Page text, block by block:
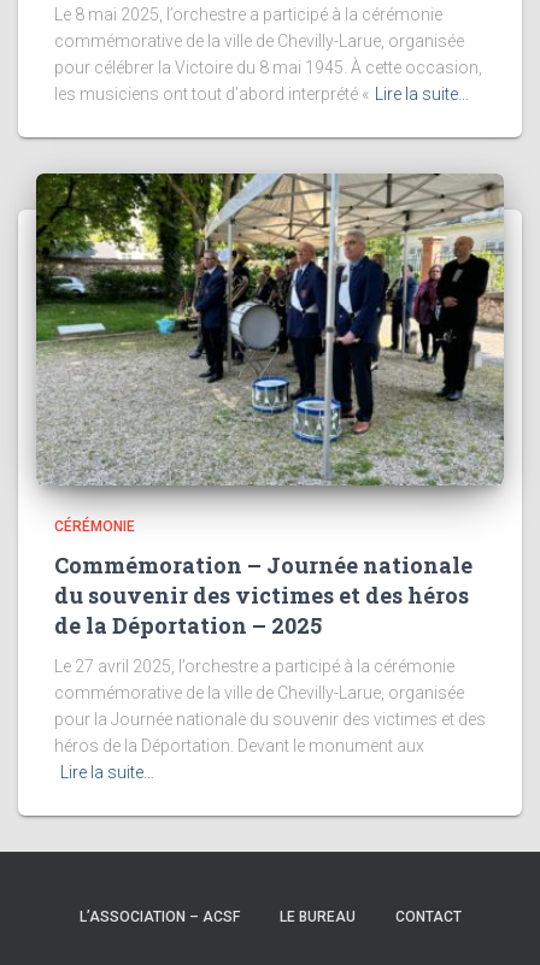
Le 8 mai 2025, l’orchestre a participé à la cérémonie
commémorative de la ville de Chevilly-Larue, organisée
pour célébrer la Victoire du 8 mai 1945. À cette occasion,
les musiciens ont tout d’abord interprété « Lire la suite…
CÉRÉMONIE
Commémoration – Journée nationale
du souvenir des victimes et des héros
de la Déportation – 2025
Le 27 avril 2025, l’orchestre a participé à la cérémonie
commémorative de la ville de Chevilly-Larue, organisée
pour la Journée nationale du souvenir des victimes et des
héros de la Déportation. Devant le monument aux
Lire la suite…
L’ASSOCIATION – ACSF LE BUREAU CONTACT